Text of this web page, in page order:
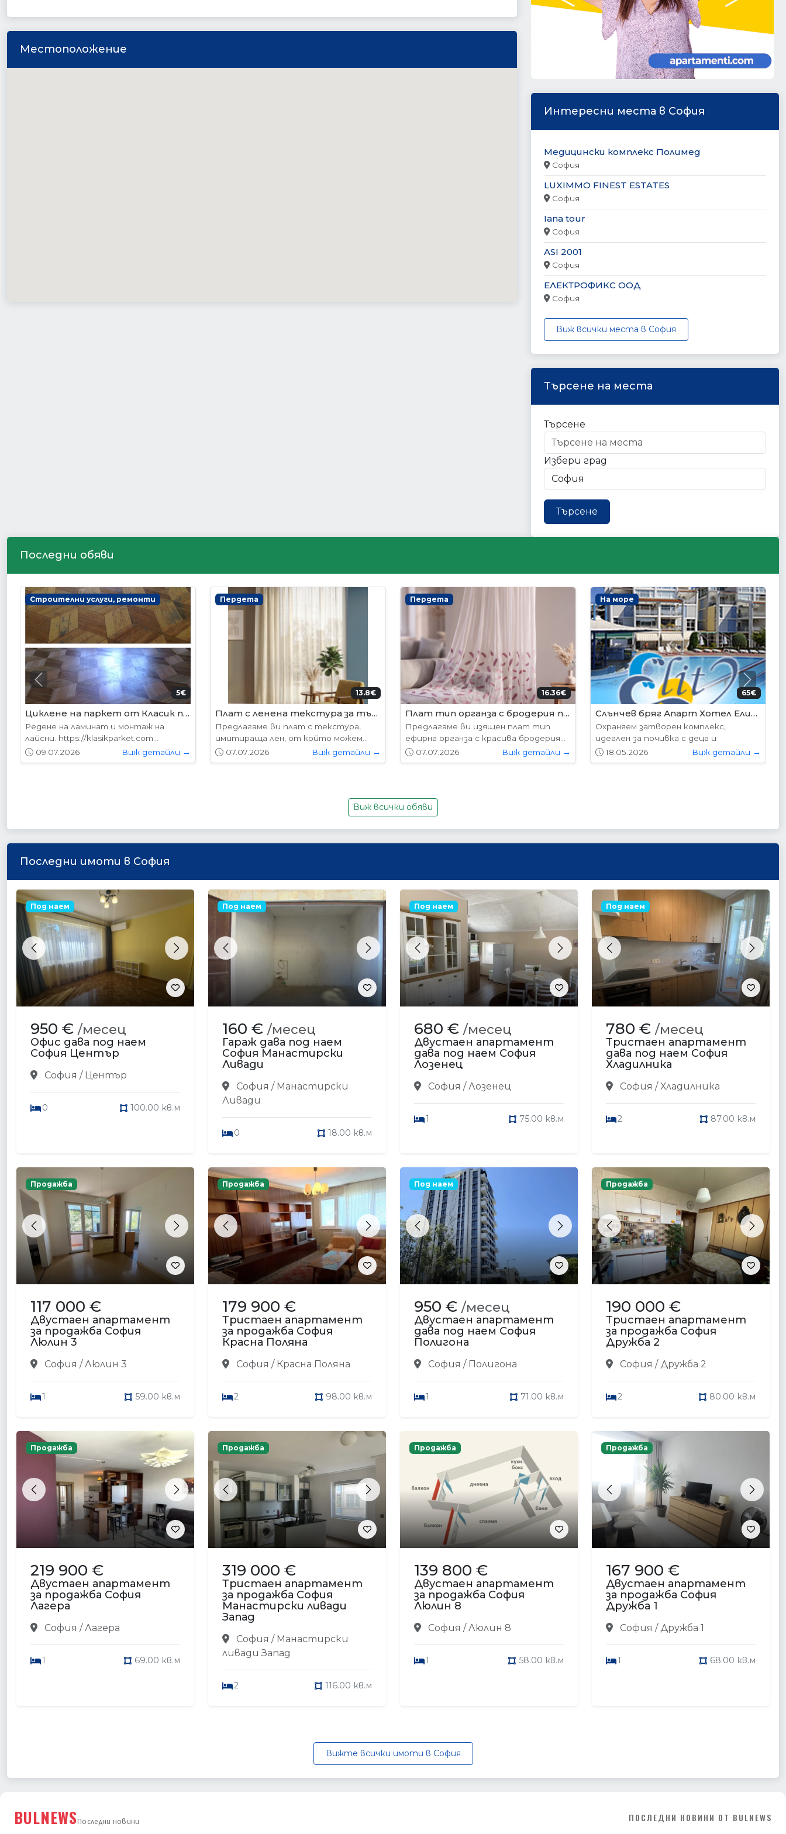
Местоположение
Интересни места в София
Медицински комплекс Полимед
София
LUXIMMO FINEST ESTATES
София
Iana tour
София
ASI 2001
София
ЕЛЕКТРОФИКС ООД
София
Виж всички места в София
Търсене на места
Търсене
Избери град
Търсене
Последни обяви
Интериорни врати
178.95€ (350лв.)
VP-01 Алабама
Вратите се предлагат в следните
размери: 87х204см. 77х204см...
01.05.2026
Виж детайли →
Интериорни врати
204.52€ (400лв.)
VP-01S Алабама
Вратите се предлагат в следните
размери: 87х204см. 77х204см...
01.05.2026
Виж детайли →
Интериорни врати
178.95€ (350лв.)
VP-01 Hepo
Вратите се предлагат в следните
размери: 87х204см. 77х204см...
01.05.2026
Виж детайли →
Интериорни врати
204.52€ (400лв.)
VP-01S Hepo
Вратите се предлагат в следните
размери: 87х204см. 77х204см...
01.05.2026
Виж детайли →
Previous Next
Виж всички обяви
Последни имоти в София
Previous Next
Под наем
950 € /месец
Офис дава под наем
София Център
София / Център
0 100.00 кв.м
Previous Next
Под наем
160 € /месец
Гараж дава под наем
София Манастирски
Ливади
София / Манастирски
Ливади
0 18.00 кв.м
Previous Next
Под наем
680 € /месец
Двустаен апартамент
дава под наем София
Лозенец
София / Лозенец
1 75.00 кв.м
Previous Next
Под наем
780 € /месец
Тристаен апартамент
дава под наем София
Хладилника
София / Хладилника
2 87.00 кв.м
Previous Next
Продажба
117 000 €
Двустаен апартамент
за продажба София
Люлин 3
София / Люлин 3
1 59.00 кв.м
Previous Next
Продажба
179 900 €
Тристаен апартамент
за продажба София
Красна Поляна
София / Красна Поляна
2 98.00 кв.м
Previous Next
Под наем
950 € /месец
Двустаен апартамент
дава под наем София
Полигона
София / Полигона
1 71.00 кв.м
Previous Next
Продажба
190 000 €
Тристаен апартамент
за продажба София
Дружба 2
София / Дружба 2
2 80.00 кв.м
Previous Next
Продажба
219 900 €
Двустаен апартамент
за продажба София
Лагера
София / Лагера
1 69.00 кв.м
Previous Next
Продажба
319 000 €
Тристаен апартамент
за продажба София
Манастирски ливади
Запад
София / Манастирски
ливади Запад
2 116.00 кв.м
Продажба
139 800 €
Двустаен апартамент
за продажба София
Люлин 8
София / Люлин 8
1 58.00 кв.м
Previous Next
Продажба
167 900 €
Двустаен апартамент
за продажба София
Дружба 1
София / Дружба 1
1 68.00 кв.м
Вижте всички имоти в София
BULNEWSПоследни новини ПОСЛЕДНИ НОВИНИ ОТ BULNEWS